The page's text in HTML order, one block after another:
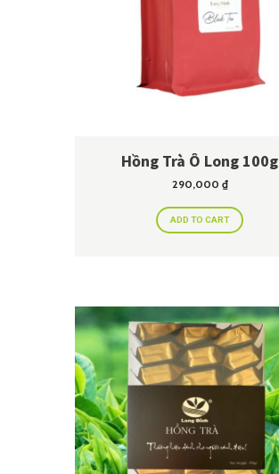
Hồng Trà Ô Long 100g
290,000 ₫
ADD TO CART